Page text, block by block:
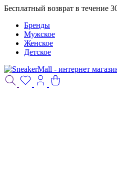
Бесплатный возврат в течение
Бренды
Мужское
Женское
Детское